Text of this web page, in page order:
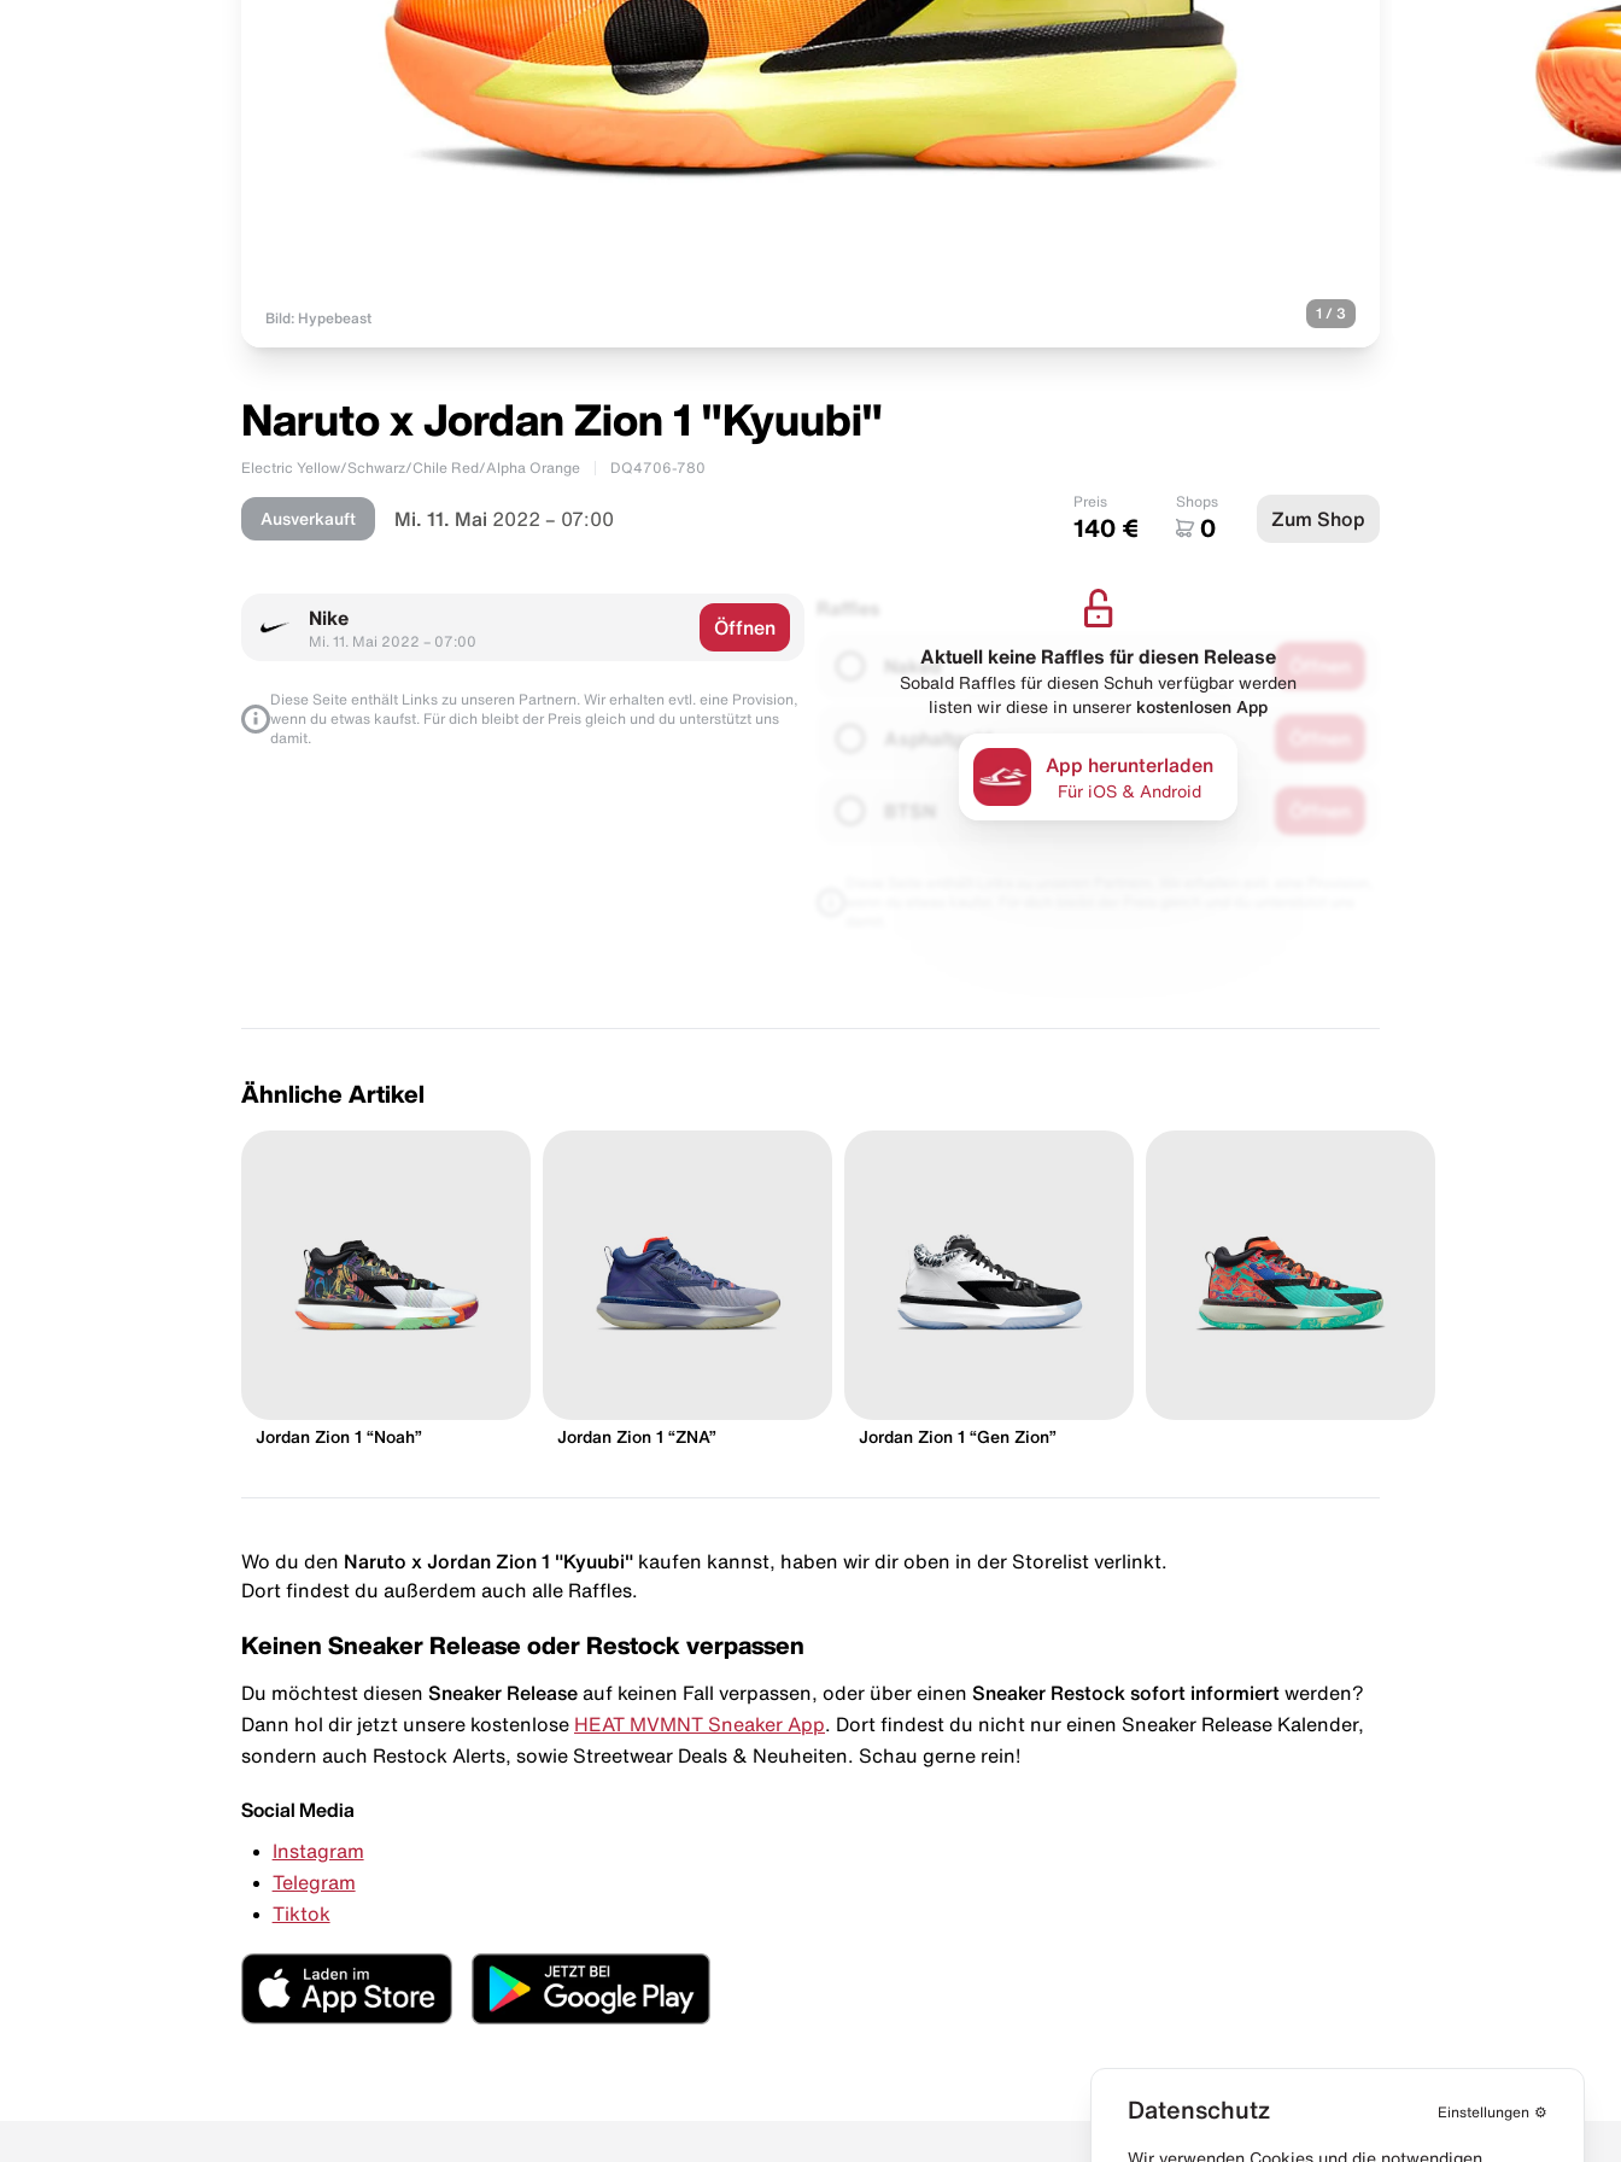
Bild: Hypebeast 1 / 3
Naruto x Jordan Zion 1 "Kyuubi"
Electric Yellow/Schwarz/Chile Red/Alpha Orange DQ4706-780
Ausverkauft Mi. 11. Mai 2022 – 07:00
Preis
140 €
Shops
0 Zum Shop
Nike
Mi. 11. Mai 2022 – 07:00
Öffnen
Diese Seite enthält Links zu unseren Partnern. Wir erhalten evtl. eine Provision,
wenn du etwas kaufst. Für dich bleibt der Preis gleich und du unterstützt uns
damit.
Raffles
Naked
Asphaltgold
Aktuell keine Raffles für diesen Release
Sobald Raffles für diesen Schuh verfügbar werden
listen wir diese in unserer kostenlosen App
App herunterladen
Für iOS & Android
Ähnliche Artikel
Jordan Zion 1 “Noah” Jordan Zion 1 “ZNA” Jordan Zion 1 “Gen Zion”
Wo du den Naruto x Jordan Zion 1 "Kyuubi" kaufen kannst, haben wir dir oben in der Storelist verlinkt.
Dort findest du außerdem auch alle Raffles.
Keinen Sneaker Release oder Restock verpassen
Du möchtest diesen Sneaker Release auf keinen Fall verpassen, oder über einen Sneaker Restock sofort informiert werden?
Dann hol dir jetzt unsere kostenlose HEAT MVMNT Sneaker App . Dort findest du nicht nur einen Sneaker Release Kalender,
sondern auch Restock Alerts, sowie Streetwear Deals & Neuheiten. Schau gerne rein!
Social Media
Instagram
Telegram
Tiktok
Datenschutz Einstellungen ⚙️
Wir verwenden Cookies und die notwendigen